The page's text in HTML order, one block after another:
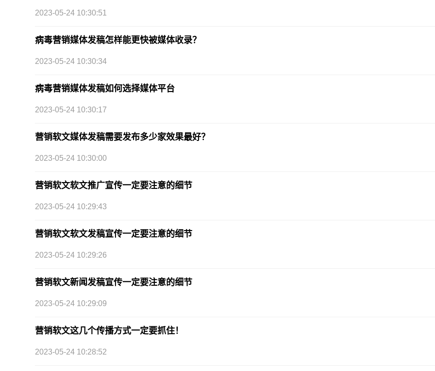
2023-05-24 10:30:51
病毒营销媒体发稿怎样能更快被媒体收录？
2023-05-24 10:30:34
病毒营销媒体发稿如何选择媒体平台
2023-05-24 10:30:17
营销软文媒体发稿需要发布多少家效果最好？
2023-05-24 10:30:00
营销软文软文推广宣传一定要注意的细节
2023-05-24 10:29:43
营销软文软文发稿宣传一定要注意的细节
2023-05-24 10:29:26
营销软文新闻发稿宣传一定要注意的细节
2023-05-24 10:29:09
营销软文这几个传播方式一定要抓住！
2023-05-24 10:28:52